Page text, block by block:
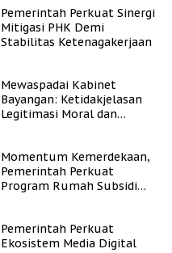
Pemerintah Perkuat Sinergi
Mitigasi PHK Demi
Stabilitas Ketenagakerjaan
Mewaspadai Kabinet
Bayangan: Ketidakjelasan
Legitimasi Moral dan
Momentum Kemerdekaan,
Pemerintah Perkuat
Program Rumah Subsidi
Pemerintah Perkuat
Ekosistem Media Digital